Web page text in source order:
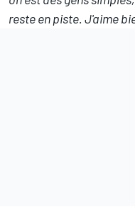
reste en piste. J'aime